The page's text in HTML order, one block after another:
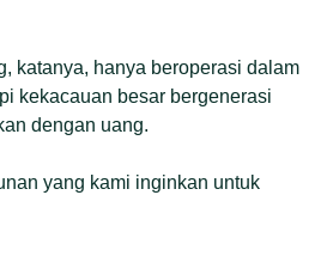
katanya, hanya beroperasi dalam
kekacauan besar bergenerasi
dengan uang.
yang kami inginkan untuk